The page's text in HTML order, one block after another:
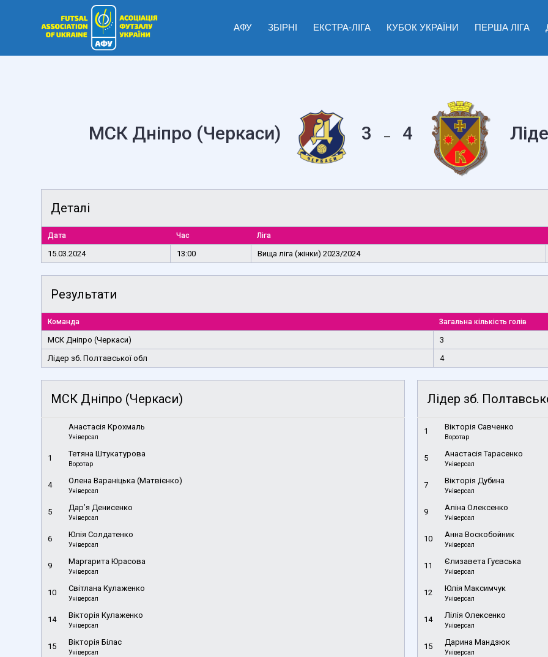
АФУ ЗБІРНІ ЕКСТРА-ЛІГА КУБОК УКРАЇНИ ПЕРША ЛІГА
МСК Дніпро (Черкаси) 3 — 4
Деталі
Дата Час Ліга
15.03.2024 13:00 Вища ліга (жінки) 2023/2024
Результати
Команда Загальна кількість голів
МСК Дніпро (Черкаси)
3
Лідер зб. Полтавської обл
4
МСК Дніпро (Черкаси)
Анастасія Крохмаль
Універсал
1 Тетяна Штукатурова
Воротар
4 Олена Вараніцька (Матвієнко)
Універсал
5 Дар’я Денисенко
Універсал
6 Юлія Солдатенко
Універсал
9 Маргарита Юрасова
Універсал
10 Світлана Кулаженко
Універсал
14 Вікторія Кулаженко
Універсал
15 Вікторія Білас
Універсал
Лідер зб.
1 Вікторія Савченко
Воротар
5 Анастасія Тарасенко
Універсал
7 Вікторія Дубина
Універсал
9 Аліна Олексенко
Універсал
10 Анна Воскобойник
Універсал
11 Єлизавета Гуєвська
Універсал
12 Юлія Максимчук
Універсал
14 Лілія Олексенко
Універсал
15 Дарина Мандзюк
Універсал